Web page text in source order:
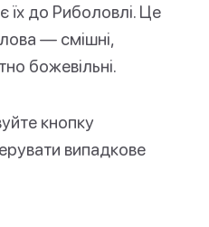
їх до Риболовлі. Це
— смішні,
божевільні.
кнопку
випадкове